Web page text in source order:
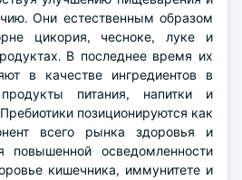
Они естественным образом
цикория, чесноке, луке и
В последнее время их
в качестве ингредиентов в
питания, напитки и
позиционируются как
всего рынка здоровья и
повышенной осведомленности
кишечника, иммунитете и